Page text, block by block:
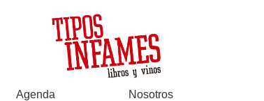
Agenda Nosotros